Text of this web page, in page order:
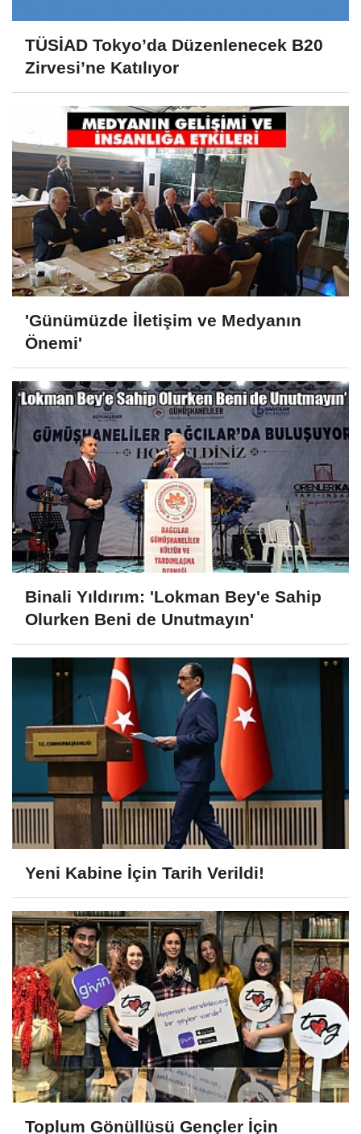
TÜSİAD Tokyo’da Düzenlenecek B20
Zirvesi’ne Katılıyor
'Günümüzde İletişim ve Medyanın
Önemi'
Binali Yıldırım: 'Lokman Bey'e Sahip
Olurken Beni de Unutmayın'
Yeni Kabine İçin Tarih Verildi!
Toplum Gönüllüsü Gençler İçin